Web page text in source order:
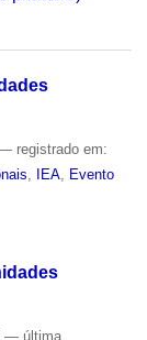
registrado em:
IEA,
Evento
— última